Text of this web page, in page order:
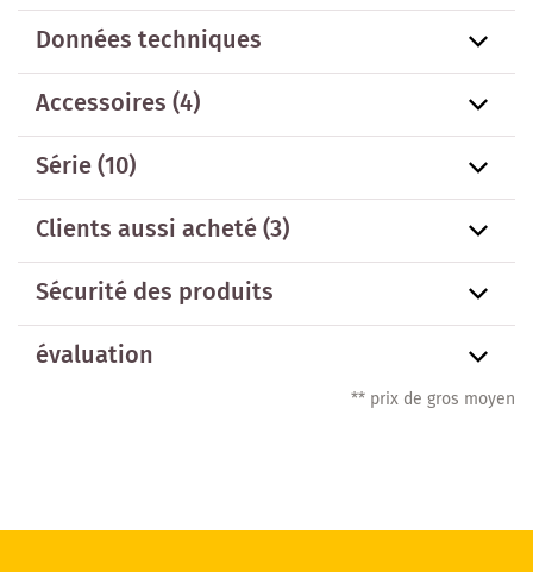
Données techniques
Accessoires(4)
Série(10)
Clients aussi acheté(3)
Sécurité des produits
évaluation
** prix de gros moyen